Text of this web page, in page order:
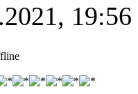
19:56